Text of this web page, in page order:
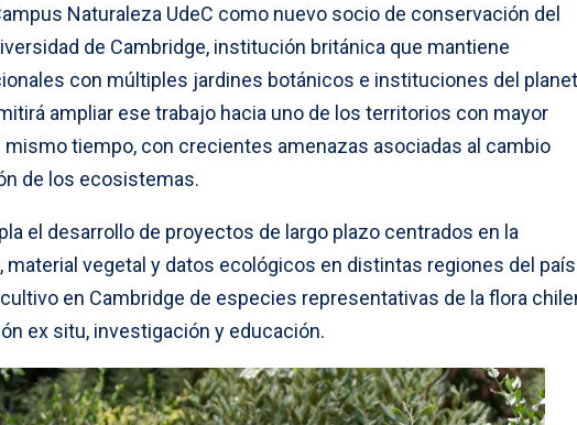
Naturaleza UdeC como nuevo socio de conservación del
de Cambridge, institución británica que mantiene
con múltiples jardines botánicos e instituciones del
ampliar ese trabajo hacia uno de los territorios con mayor
mismo tiempo, con crecientes amenazas asociadas al cambio
de los ecosistemas.
el desarrollo de proyectos de largo plazo centrados en la
vegetal y datos ecológicos en distintas regiones del
en Cambridge de especies representativas de la flora
ex situ, investigación y educación.